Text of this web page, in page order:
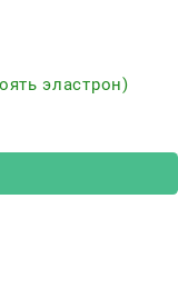
эластрон)